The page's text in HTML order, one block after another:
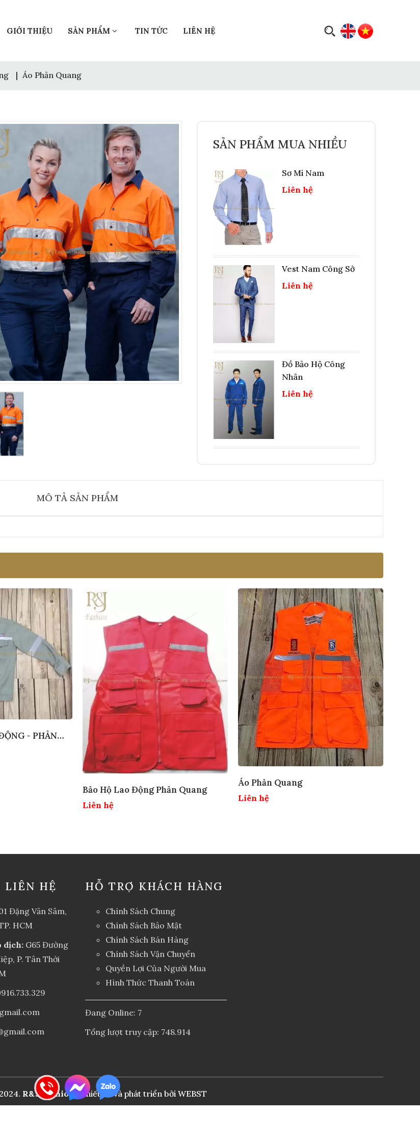
GIỚI THIỆU SẢN PHẨM TIN TỨC LIÊN HỆ
| Áo Phản Quang
SẢN PHẨM MUA NHIỀU
Sơ Mi Nam
Liên hệ
Vest Nam Công Sở
Liên hệ
Đồ Bảo Hộ Công
Nhân
Liên hệ
MÔ TẢ SẢN PHẨM
- PHẢN
Bảo Hộ Lao Động Phản Quang
Liên hệ
Áo Phản Quang
Liên hệ
LIÊN HỆ
Đặng Văn Sâm,
HCM
dịch: G65 Đường
P. Tân Thới
HỖ TRỢ KHÁCH HÀNG
Chính Sách Chung
Chính Sách Bảo Mật
Chính Sách Bán Hàng
Chính Sách Vận Chuyển
Quyền Lợi Của Người Mua
Hình Thức Thanh Toán
Đang Online: 7
Tổng lượt truy cập: 748.914
R&J Fashion| Thiết kế và phát triển bởi WEBST